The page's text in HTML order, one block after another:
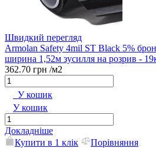
Швидкий перегляд
Armolan Safety 4mil ST Black 5%
ширина 1,52м зусилля на розрив -
362.70 грн /м2
У кошик
У кошик
Докладніше
Купити в 1 клік
Порівняння